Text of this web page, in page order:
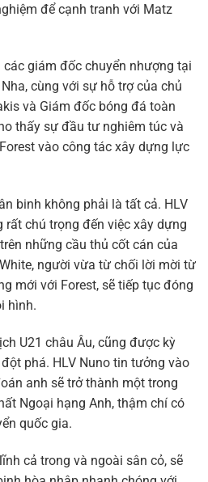
để cạnh tranh với Matz
giám đốc chuyển nhượng tại
cùng với sự hỗ trợ của chủ
và Giám đốc bóng đá toàn
thấy sự đầu tư nghiêm túc và
vào công tác xây dựng lực
binh không phải là tất cả. HLV
rất chú trọng đến việc xây dựng
những cầu thủ cốt cán của
người vừa từ chối lời mời từ
mới với Forest, sẽ tiếp tục đóng
hình.
U21 châu Âu, cũng được kỳ
phá. HLV Nuno tin tưởng vào
anh sẽ trở thành một trong
Ngoại hạng Anh, thậm chí có
quốc gia.
cả trong và ngoài sân cỏ, sẽ